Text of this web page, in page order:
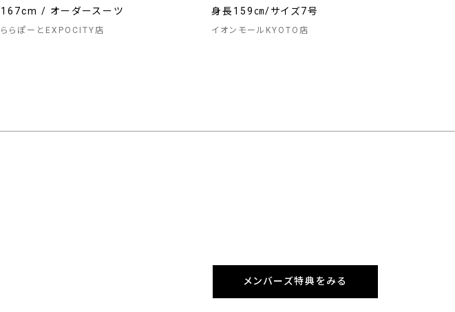
167cm / オーダースーツ
ららぽーとEXPOCITY店
身長159㎝/サイズ7号
イオンモールKYOTO店
メンバーズ特典をみる